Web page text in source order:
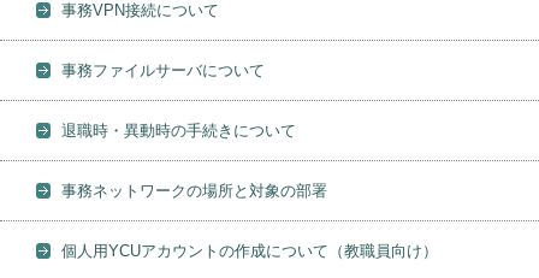
事務VPN接続について
事務ファイルサーバについて
退職時・異動時の手続きについて
事務ネットワークの場所と対象の部署
個人用YCUアカウントの作成について（教職員向け）